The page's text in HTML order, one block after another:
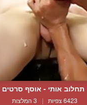
תחלוב אותי - אוסף סרטים
6423 צפיות | 3 המלצות